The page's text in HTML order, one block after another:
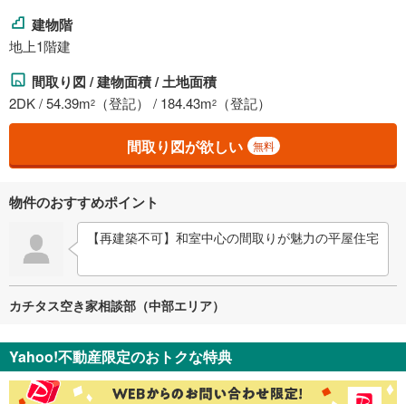
建物階
地上1階建
間取り図 / 建物面積 / 土地面積
2DK / 54.39m2 （登記） / 184.43m2 （登記）
間取り図が欲しい 無料
物件のおすすめポイント
【再建築不可】和室中心の間取りが魅力の平屋住宅
カチタス空き家相談部（中部エリア）
Yahoo!不動産限定のおトクな特典